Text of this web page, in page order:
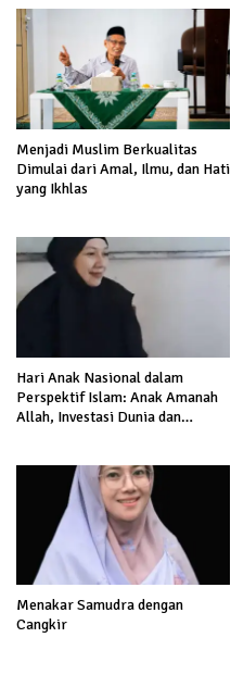
Menjadi Muslim Berkualitas
Dimulai dari Amal, Ilmu, dan Hati
yang Ikhlas
Hari Anak Nasional dalam
Perspektif Islam: Anak Amanah
Allah, Investasi Dunia dan
Menakar Samudra dengan
Cangkir